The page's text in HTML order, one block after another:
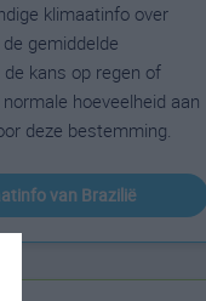
klimaatinfo over
gemiddelde
kans op regen of
hoeveelheid aan
deze bestemming.
van Brazilië